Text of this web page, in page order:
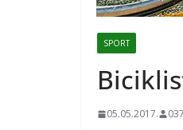
SPORT
05.05.2017.